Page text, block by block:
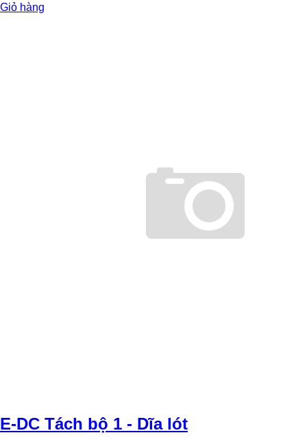
Giỏ hàng
E-DC Tách bộ 1 - Dĩa lót